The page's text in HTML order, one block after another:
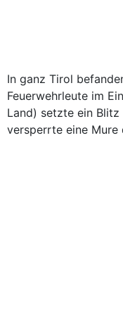
In ganz Tirol
Feuerwehrleute im
Land) setzte ein Blitz
versperrte eine Mure